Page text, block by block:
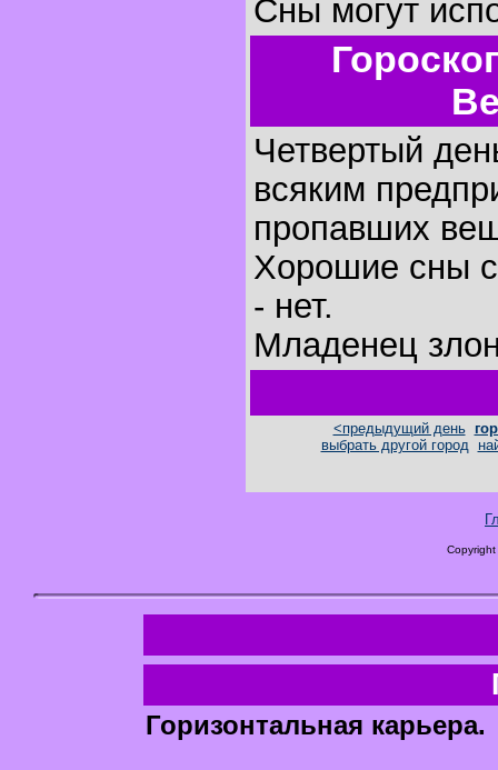
Сны могут
Четвертый
всяким
пропавших
Хорошие сны
- нет.
Младенец
<предыдущий день
выбрать другой город
Горизонтальная карьера.